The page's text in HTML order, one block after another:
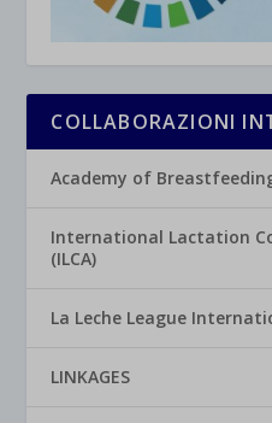
COLLABORAZIONI
Academy of
International Lactation
(ILCA)
La Leche League
LINKAGES